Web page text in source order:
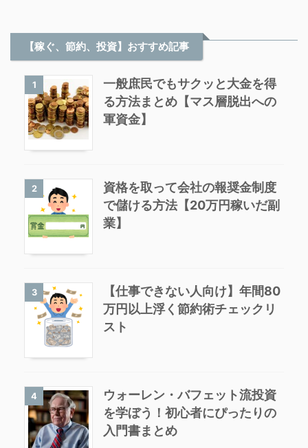
【稼ぐ、節約、投資】おすすめ記事
1
一般庶民でもサクッと大金を得
る方法まとめ【マス層脱出への
軍資金】
2
資格を取って会社の報奨金制度
で儲ける方法【20万円稼いだ副
業】
3
【仕事できない人向け】年間80
万円以上浮く節約術チェックリ
スト
4
ウォーレン・バフェット流投資
を学ぼう！初心者にぴったりの
入門書まとめ